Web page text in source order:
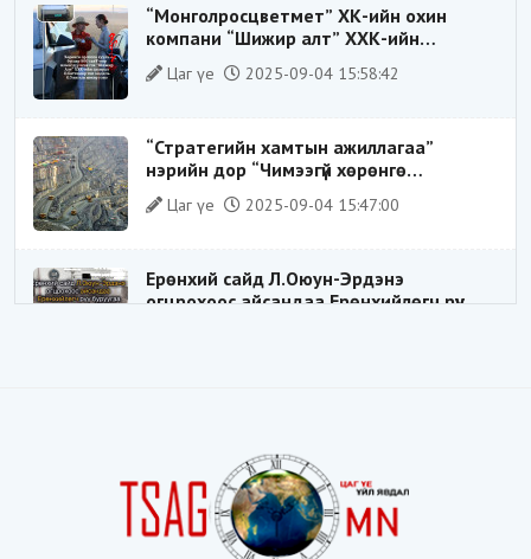
“Монголросцветмет” ХК-ийн охин
компани “Шижир алт” ХХК-ийн
Гүйцэтгэх захирлаар ажиллаж байсан
О.Баттөмөрт холбогдох хэрэг хаашаа
Цаг үе 2025-09-04 15:58:42
“Стратегийн хамтын ажиллагаа”
нэрийн дор “Чимээгүй хөрөнгө
хуримтлал”
Цаг үе 2025-09-04 15:47:00
Ерөнхий сайд Л.Оюун-Эрдэнэ
огцрохоос айсандаа Ерөнхийлөгч рүү
Видёо: ХУУЛЬ ЗӨРЧИН СОНГОГДСОН